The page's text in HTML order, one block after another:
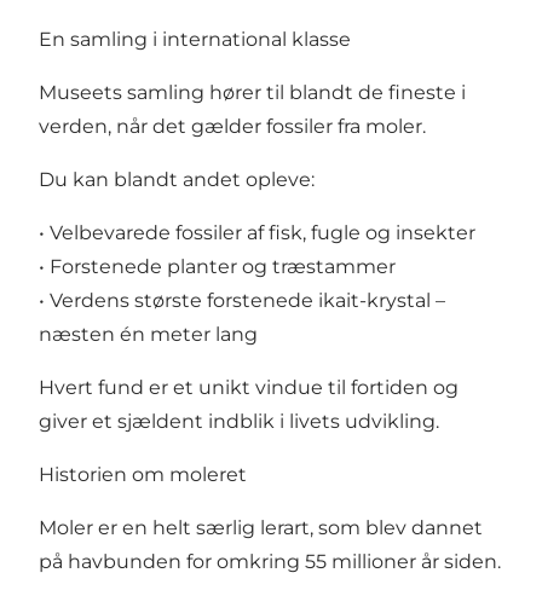
En samling i international klasse
Museets samling hører til blandt de fineste i
verden, når det gælder fossiler fra moler.
Du kan blandt andet opleve:
• Velbevarede fossiler af fisk, fugle og insekter
• Forstenede planter og træstammer
• Verdens største forstenede ikait-krystal –
næsten én meter lang
Hvert fund er et unikt vindue til fortiden og
giver et sjældent indblik i livets udvikling.
Historien om moleret
Moler er en helt særlig lerart, som blev dannet
på havbunden for omkring 55 millioner år siden.